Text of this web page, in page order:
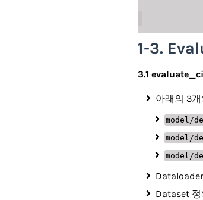
1-3.
3.1
아래의 3
model/
model/
model/
Dataset 정